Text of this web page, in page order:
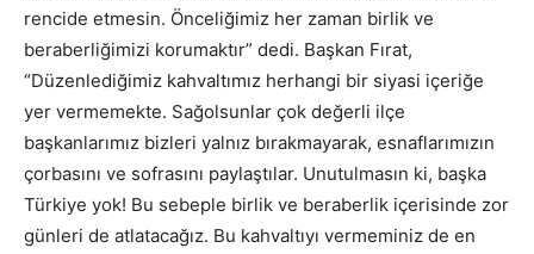
rencide etmesin. Önceliğimiz her zaman birlik ve
beraberliğimizi korumaktır” dedi. Başkan Fırat,
“Düzenlediğimiz kahvaltımız herhangi bir siyasi içeriğe
yer vermemekte. Sağolsunlar çok değerli ilçe
başkanlarımız bizleri yalnız bırakmayarak, esnaflarımızın
çorbasını ve sofrasını paylaştılar. Unutulmasın ki, başka
Türkiye yok! Bu sebeple birlik ve beraberlik içerisinde zor
günleri de atlatacağız. Bu kahvaltıyı vermeminiz de en